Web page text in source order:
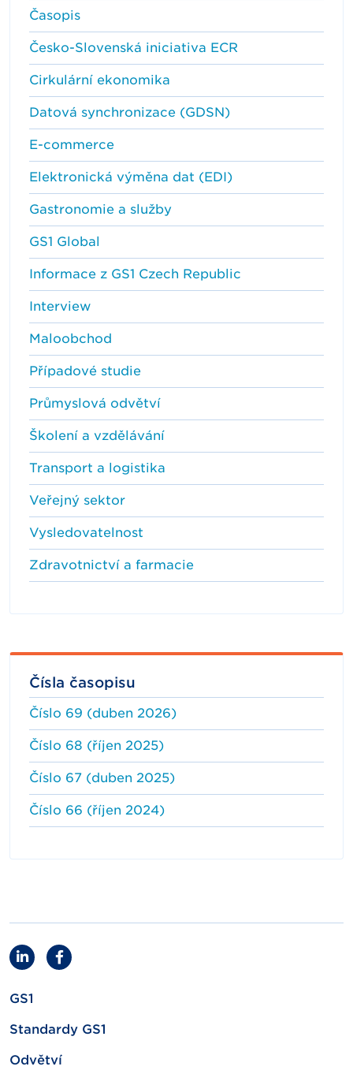
Časopis
Česko-Slovenská iniciativa ECR
Cirkulární ekonomika
Datová synchronizace (GDSN)
E-commerce
Elektronická výměna dat (EDI)
Gastronomie a služby
GS1 Global
Informace z GS1 Czech Republic
Interview
Maloobchod
Případové studie
Průmyslová odvětví
Školení a vzdělávání
Transport a logistika
Veřejný sektor
Vysledovatelnost
Zdravotnictví a farmacie
Čísla časopisu
Číslo 69 (duben 2026)
Číslo 68 (říjen 2025)
Číslo 67 (duben 2025)
Číslo 66 (říjen 2024)
GS1
Standardy GS1
Odvětví